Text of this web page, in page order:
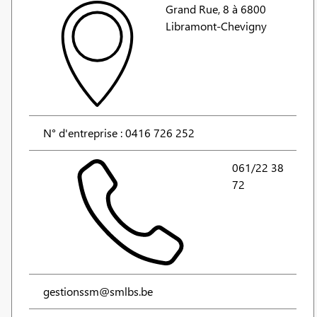
Grand Rue, 8 à 6800
Libramont-Chevigny
N° d'entreprise : 0416 726 252
061/22 38
72
gestionssm@smlbs.be